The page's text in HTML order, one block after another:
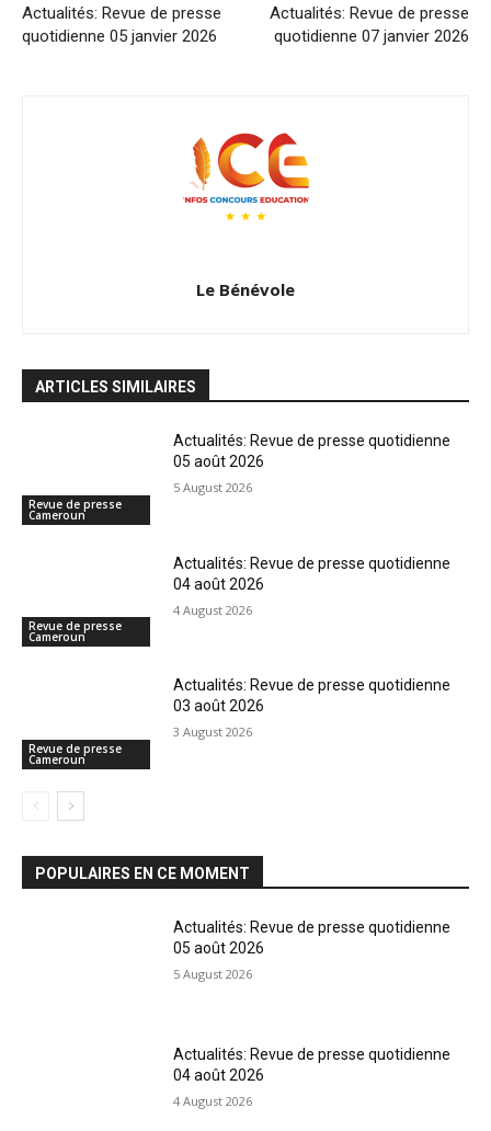
Actualités: Revue de presse
quotidienne 05 janvier 2026
Actualités: Revue de presse
quotidienne 07 janvier 2026
Le Bénévole
ARTICLES SIMILAIRES
Revue de presse
Cameroun
Actualités: Revue de presse quotidienne
05 août 2026
5 August 2026
Revue de presse
Cameroun
Actualités: Revue de presse quotidienne
04 août 2026
4 August 2026
Revue de presse
Cameroun
Actualités: Revue de presse quotidienne
03 août 2026
3 August 2026
POPULAIRES EN CE MOMENT
Actualités: Revue de presse quotidienne
05 août 2026
5 August 2026
Actualités: Revue de presse quotidienne
04 août 2026
4 August 2026